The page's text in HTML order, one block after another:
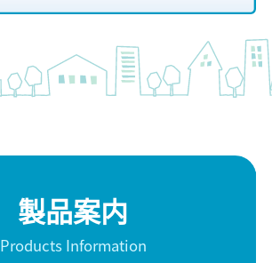
製品案内
Products Information